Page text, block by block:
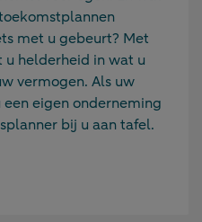
met u gebeurt? Met
helderheid in wat u
vermogen. Als uw
eigen onderneming
bij u aan tafel.